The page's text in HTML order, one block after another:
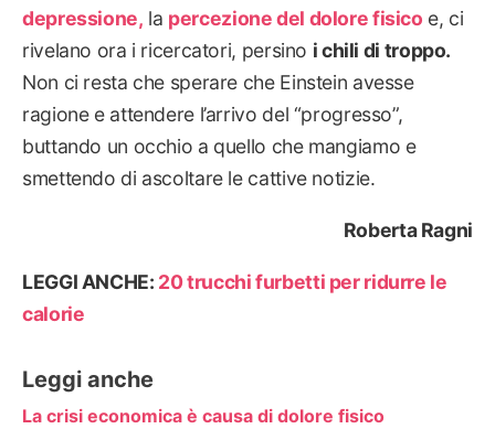
depressione, la percezione del dolore fisico e, ci
rivelano ora i ricercatori, persino i chili di troppo.
Non ci resta che sperare che Einstein avesse
ragione e attendere l’arrivo del “progresso”,
buttando un occhio a quello che mangiamo e
smettendo di ascoltare le cattive notizie.
Roberta Ragni
LEGGI ANCHE: 20 trucchi furbetti per ridurre le
calorie
Leggi anche
La crisi economica è causa di dolore fisico